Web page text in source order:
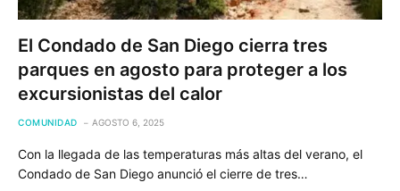
El Condado de San Diego cierra tres
parques en agosto para proteger a los
excursionistas del calor
COMUNIDAD AGOSTO 6, 2025
Con la llegada de las temperaturas más altas del verano, el
Condado de San Diego anunció el cierre de tres…